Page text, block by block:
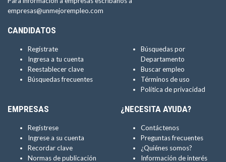
empresas@unmejorempleo.com
CANDIDATOS
Regístrate
Ingresa a tu cuenta
Reestablecer clave
Búsquedas frecuentes
Búsquedas por
Departamento
Buscar empleo
Términos de uso
Política de privacidad
EMPRESAS
Regístrese
Ingrese a su cuenta
Recordar clave
Normas de publicación
¿NECESITA AYUDA?
Contáctenos
Preguntas frecuentes
¿Quiénes somos?
Información de interés